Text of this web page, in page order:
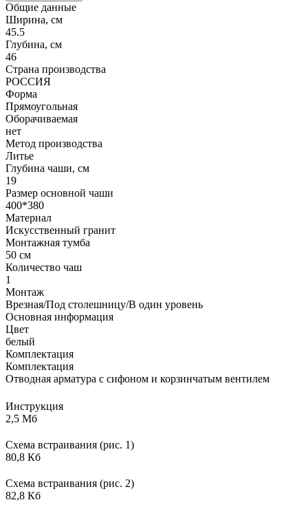
Общие данные
Ширина, см
45.5
Глубина, см
46
Страна производства
РОССИЯ
Форма
Прямоугольная
Оборачиваемая
нет
Метод производства
Литье
Глубина чаши, см
19
Размер основной чаши
400*380
Материал
Искусственный гранит
Монтажная тумба
50 см
Количество чаш
1
Монтаж
Врезная/Под столешницу/В один уровень
Основная информация
Цвет
белый
Комплектация
Комплектация
Отводная арматура с сифоном и корзинчатым вентилем
Инструкция
2,5 Мб
Схема встраивания (рис. 1)
80,8 Кб
Схема встраивания (рис. 2)
82,8 Кб